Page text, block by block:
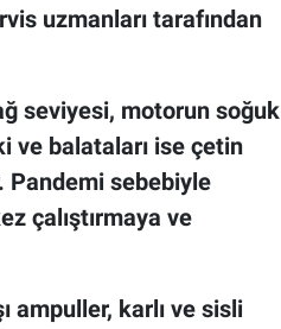
uzmanları tarafından
seviyesi, motorun soğuk
ve balataları ise çetin
Pandemi sebebiyle
çalıştırmaya ve
karlı ve sisli